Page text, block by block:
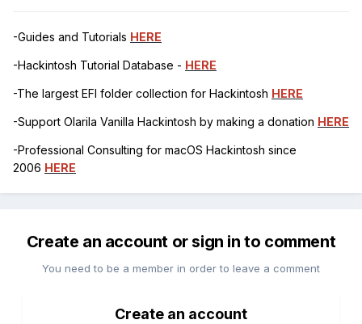
-Guides and Tutorials HERE
-Hackintosh Tutorial Database - HERE
-The largest EFI folder collection for Hackintosh HERE
-Support Olarila Vanilla Hackintosh by making a donation HERE
-Professional Consulting for macOS Hackintosh since
2006 HERE
Create an account or sign in to comment
You need to be a member in order to leave a comment
Create an account